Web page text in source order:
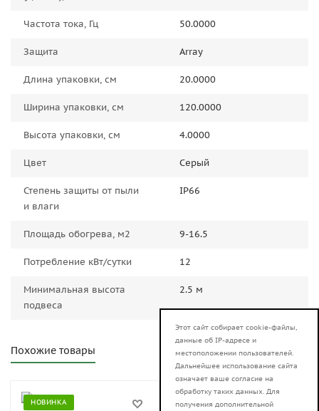
Частота тока, Гц 50.0000
Защита Array
Длина упаковки, см 20.0000
Ширина упаковки, см 120.0000
Высота упаковки, см 4.0000
Цвет Серый
Степень защиты от пыли
и влаги
IP66
Площадь обогрева, м2 9-16.5
Потребление кВт/сутки 12
Минимальная высота
подвеса
2.5 м
Похожие товары
НОВИНКА НОВИНКА
Этот сайт собирает cookie-файлы,
данные об IP-адресе и
местоположении пользователей.
Дальнейшее использование сайта
означает ваше согласие на
обработку таких данных. Для
получения дополнительной